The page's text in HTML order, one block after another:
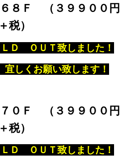
８Ｆ （３９９００円
＋税）
Ｄ ＯＵＴ致しました！
宜しくお願い致します！
０Ｆ （３９９００円
＋税）
Ｄ ＯＵＴ致しました！